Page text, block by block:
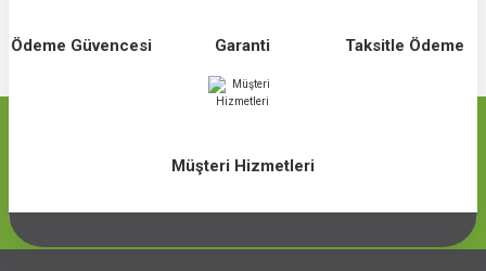
Ödeme Güvencesi Garanti Taksitle Ödeme
Müşteri Hizmetleri